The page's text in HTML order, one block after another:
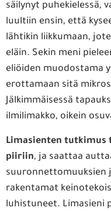
säilynyt puhekielessä,
luultiin ensin, että
lähtikin liikkumaan,
eläin. Sekin meni
eliöiden muodostama
erottamaan sitä
Jälkimmäisessä
ilmilimakko, oikein
Limasienten tutkimus
piiriin, ja saattaa
suuronnettomuuksien
rakentamat
luhistuneet. Limasieni